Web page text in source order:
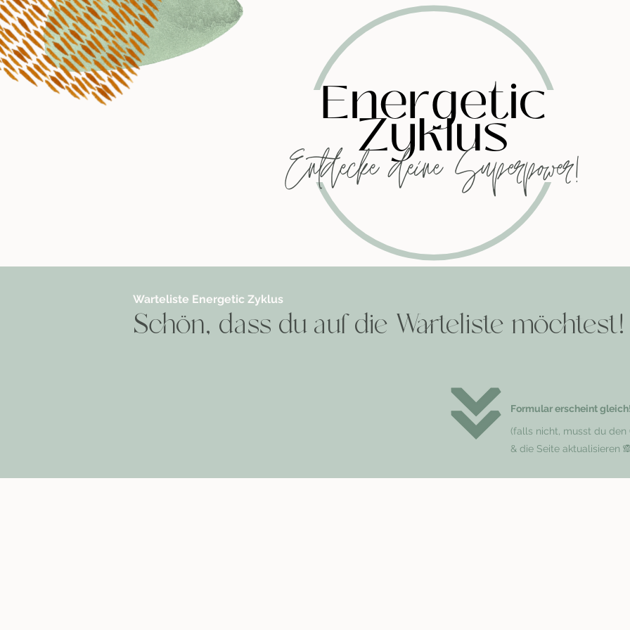
Warteliste Energetic Zyklus
Schön, dass du auf die Warteliste möchtest!
Formular erscheint gleich!
(falls nicht, musst du den
& die Seite aktualisieren